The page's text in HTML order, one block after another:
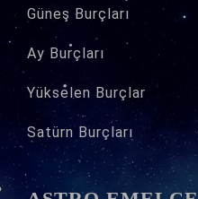
Güneş Burçları
Ay Burçları
Yükselen Burçlar
Satürn Burçları